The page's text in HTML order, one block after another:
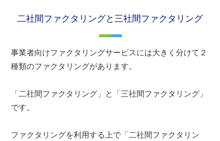
二社間ファクタリングと三社間ファクタリング
事業者向けファクタリングサービスには大きく分けて２
種類のファクタリングがあります。
「二社間ファクタリング」と「三社間ファクタリング」
です。
ファクタリングを利用する上で「二社間ファクタリン